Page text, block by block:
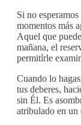
Si no
momentos más
Aquel que
mañana, el
permitírle
Cuando lo
tus deberes,
sin Él. Es
atribulado en un